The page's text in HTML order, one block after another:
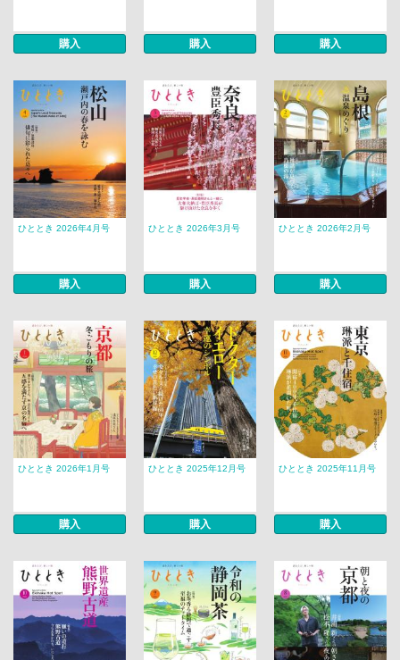
購入 購入 購入
ひととき 2026年4月号
購入
ひととき 2026年3月号
購入
ひととき 2026年2月号
購入
ひととき 2026年1月号
購入
ひととき 2025年12月号
購入
ひととき 2025年11月号
購入